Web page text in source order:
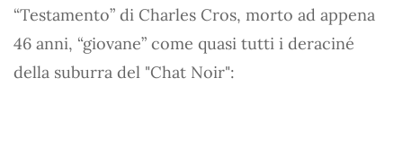
“Testamento” di Charles Cros, morto ad appena
46 anni, “giovane” come quasi tutti i deraciné
della suburra del "Chat Noir":